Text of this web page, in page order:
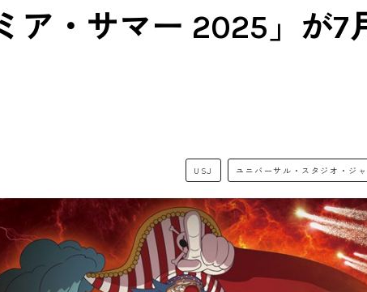
ア・サマー 2025」が7
USJ ユニバーサル・スタジオ・ジ